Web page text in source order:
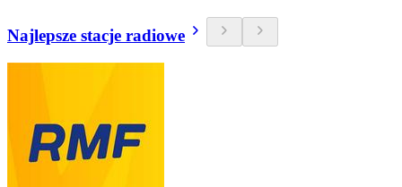
Najlepsze stacje radiowe